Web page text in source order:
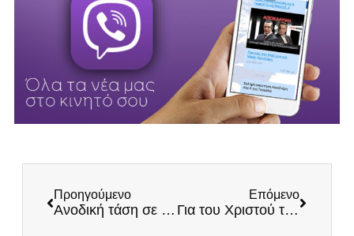
Προηγούμενο
Ανοδική τάση σε όλες τις συστημικές δημοσκοπήσεις!
Επόμενο
Για του Χριστού την Πίστη την Αγία και της Πατρίδος την Ελευθερία